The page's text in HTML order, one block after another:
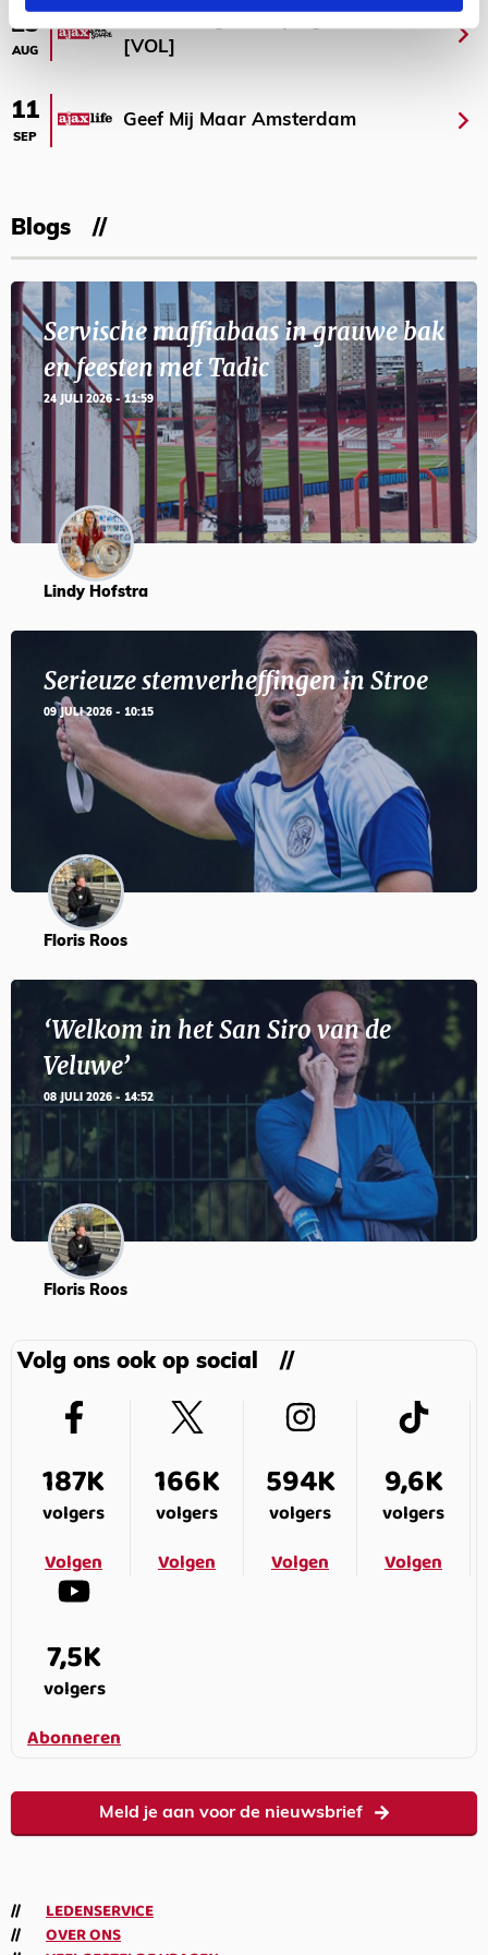
23
AUG
[VOL]
11
SEP
Geef Mij Maar Amsterdam
Blogs
Servische maffiabaas in grauwe bak
en feesten met Tadic
24 JULI 2026 - 11:59
Lindy Hofstra
Serieuze stemverheffingen in Stroe
09 JULI 2026 - 10:15
Floris Roos
‘Welkom in het San Siro van de
Veluwe’
08 JULI 2026 - 14:52
Floris Roos
Volg ons ook op social
187K
volgers
Volgen
166K
volgers
Volgen
594K
volgers
Volgen
9,6K
volgers
Volgen
7,5K
volgers
Abonneren
Meld je aan voor de nieuwsbrief
LEDENSERVICE
OVER ONS